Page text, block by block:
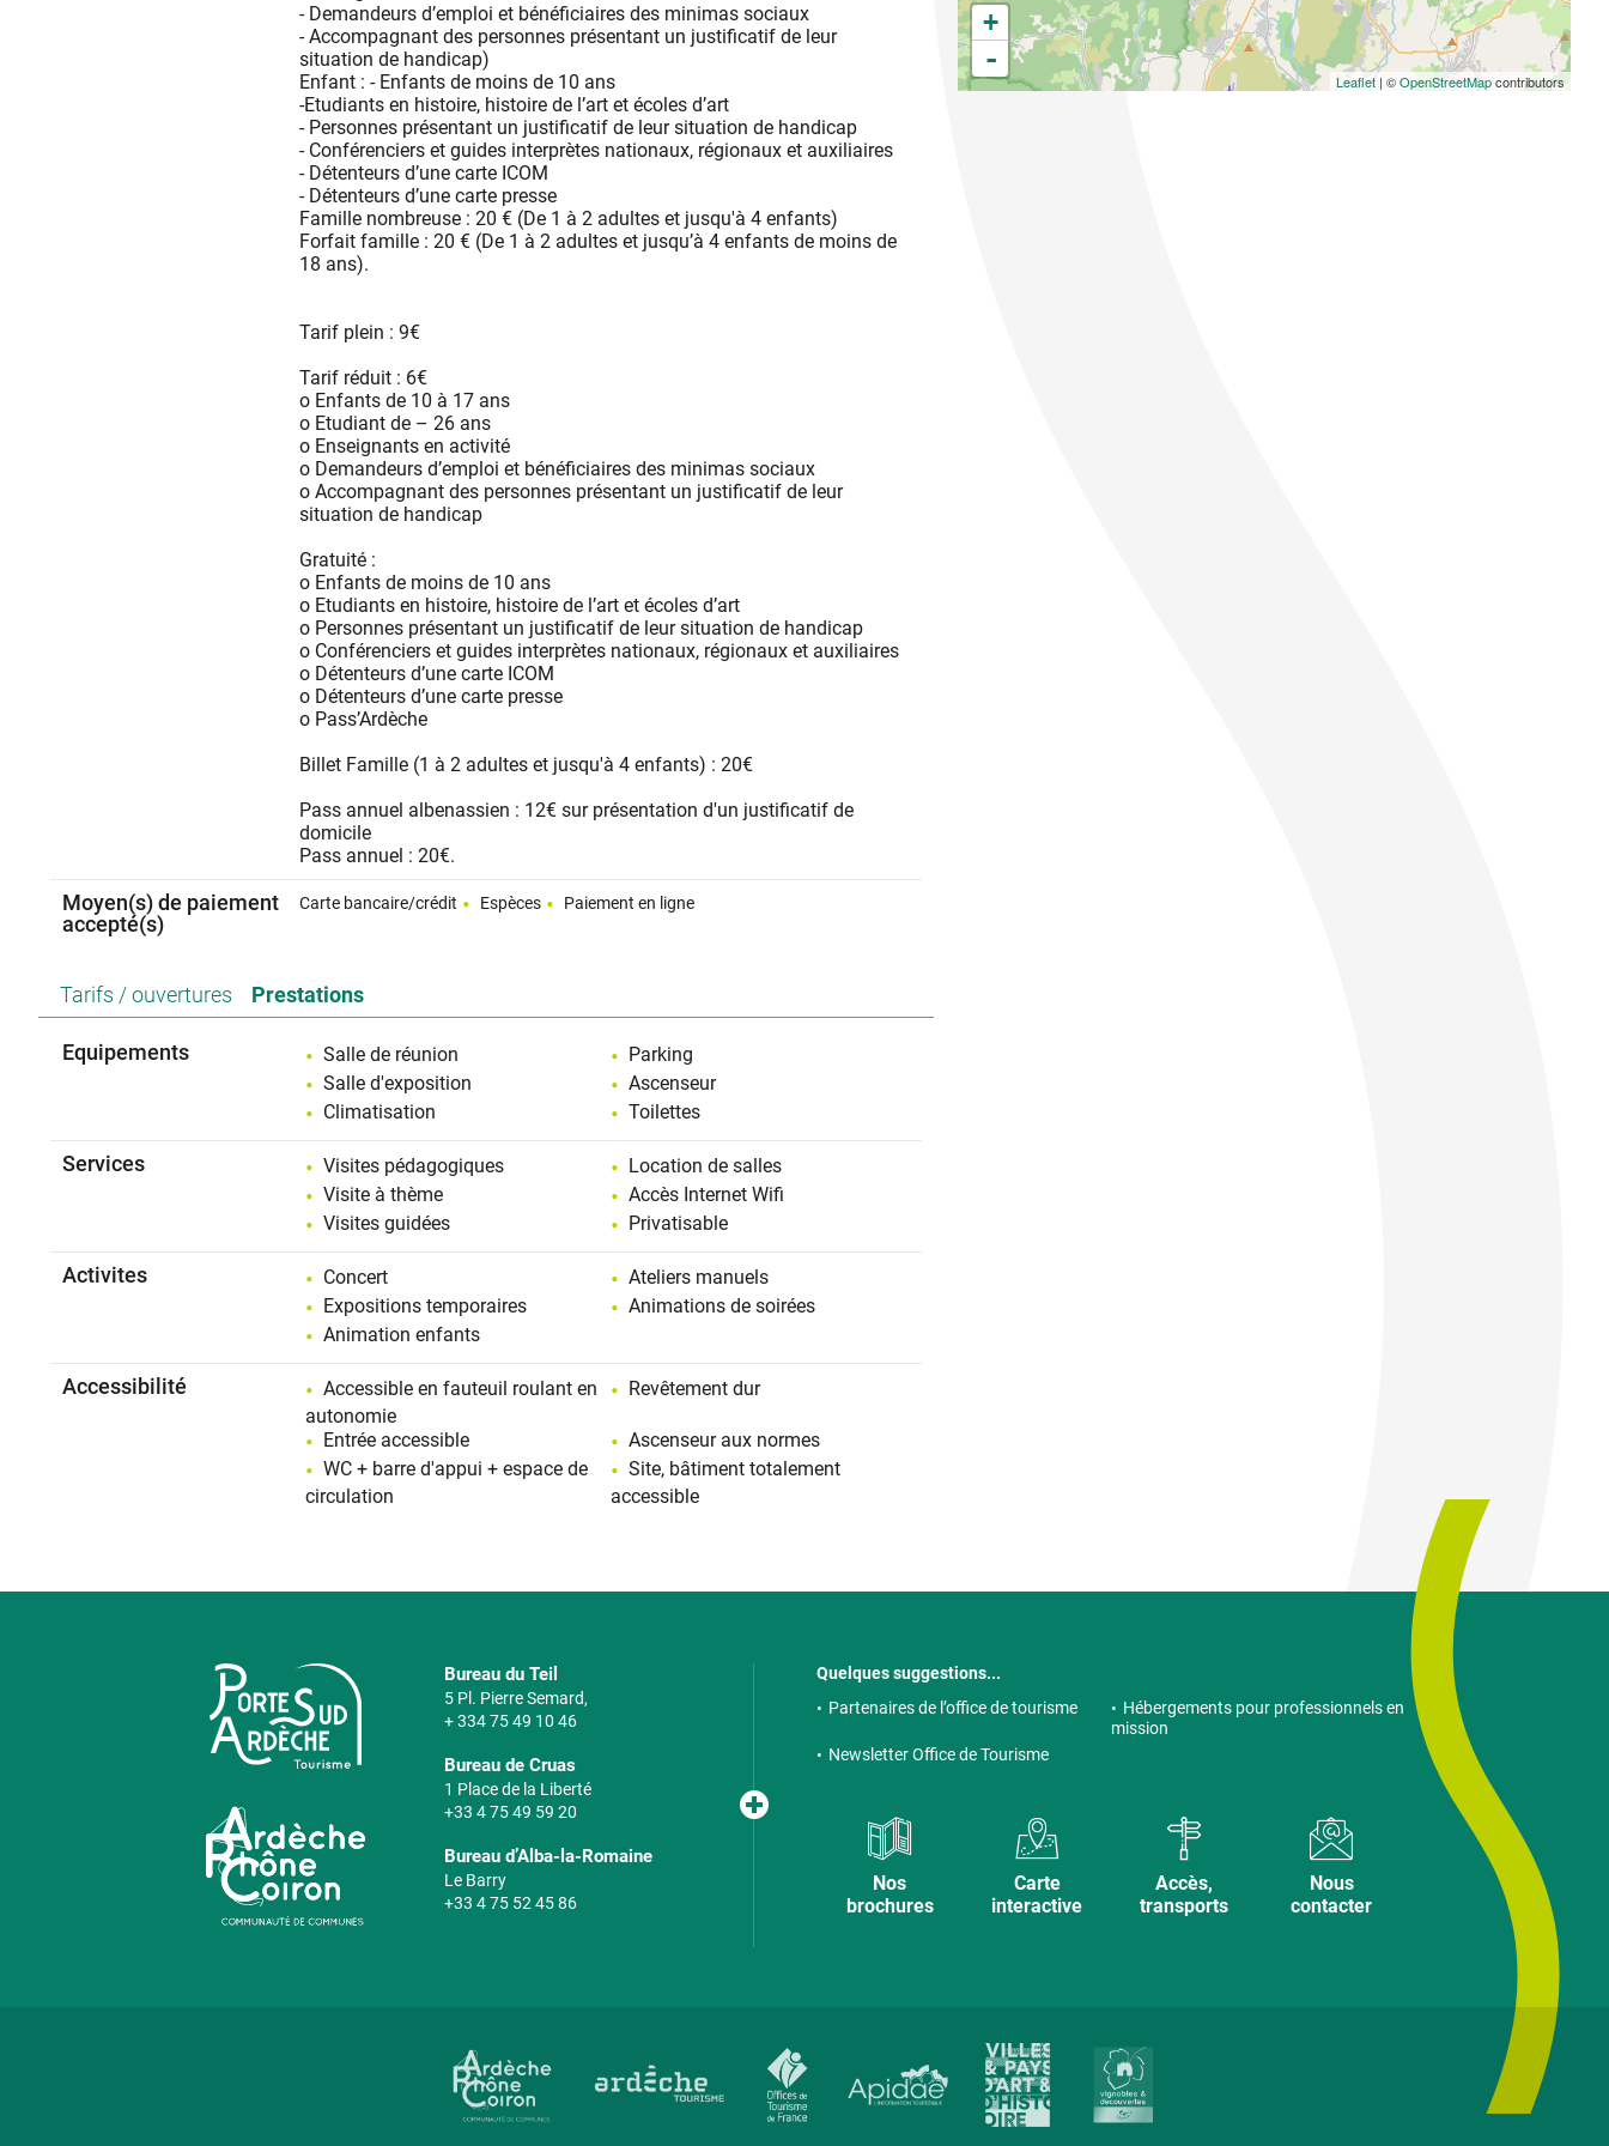
Durée des visites : entre 1h15 et 1h30
Créneaux des visites guidées, réservation conseillée à l'accueil du château ou sur :
https://lechateauaubenas.qweekle.com/shop/lechateauaubenas/multi/visites-guidees?lang=fr
Rendez-vous sur le site internet du Château pour plus de détails.
- Demandeurs d’emploi et bénéficiaires des minimas sociaux
- Accompagnant des personnes présentant un justificatif de leur
situation de handicap)
Enfant : - Enfants de moins de 10 ans
-Etudiants en histoire, histoire de l’art et écoles d’art
- Personnes présentant un justificatif de leur situation de handicap
- Conférenciers et guides interprètes nationaux, régionaux et auxiliaires
- Détenteurs d’une carte ICOM
- Détenteurs d’une carte presse
Famille nombreuse : 20 € (De 1 à 2 adultes et jusqu'à 4 enfants)
Forfait famille : 20 € (De 1 à 2 adultes et jusqu’à 4 enfants de moins de
18 ans).
Tarif plein : 9€
Tarif réduit : 6€
o Enfants de 10 à 17 ans
o Etudiant de – 26 ans
o Enseignants en activité
o Demandeurs d’emploi et bénéficiaires des minimas sociaux
o Accompagnant des personnes présentant un justificatif de leur
situation de handicap
Gratuité :
o Enfants de moins de 10 ans
o Etudiants en histoire, histoire de l’art et écoles d’art
o Personnes présentant un justificatif de leur situation de handicap
o Conférenciers et guides interprètes nationaux, régionaux et auxiliaires
o Détenteurs d’une carte ICOM
o Détenteurs d’une carte presse
o Pass’Ardèche
Billet Famille (1 à 2 adultes et jusqu'à 4 enfants) : 20€
Pass annuel albenassien : 12€ sur présentation d'un justificatif de
domicile
Pass annuel : 20€.
Moyen(s) de paiement
accepté(s)
Carte bancaire/crédit Espèces Paiement en ligne
Tarifs / ouvertures Prestations
Equipements Salle de réunion
Parking
Salle d'exposition
Ascenseur
Climatisation
Toilettes
Services Visites pédagogiques
Location de salles
Visite à thème
Accès Internet Wifi
Visites guidées
Privatisable
Activites Concert
Ateliers manuels
Expositions temporaires
Animations de soirées
Animation enfants
Accessibilité
Accessible en fauteuil roulant en
autonomie
Revêtement dur
Entrée accessible
Ascenseur aux normes
WC + barre d'appui + espace de
circulation
Site, bâtiment totalement
accessible
+
-
Leaflet | ©OpenStreetMapcontributors
Bureau du Teil
5 Pl. Pierre Semard,
+ 334 75 49 10 46
Bureau de Cruas
1 Place de la Liberté
+33 4 75 49 59 20
Bureau d’Alba-la-Romaine
Le Barry
+33 4 75 52 45 86
Quelques suggestions...
Partenaires de l’office de tourisme
Hébergements pour professionnels en
mission
Newsletter Office de Tourisme
Nos
brochures
Carte
interactive
Accès,
transports
Nous
contacter